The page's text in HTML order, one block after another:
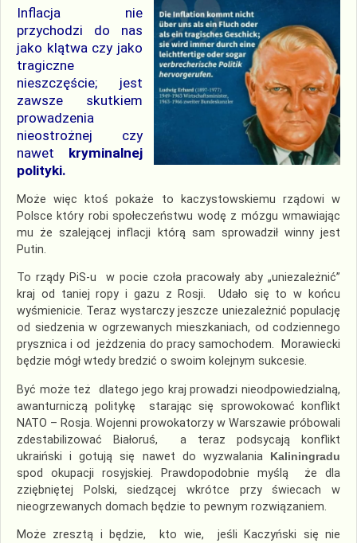
Inflacja nie
przychodzi do nas
jako klątwa czy jako
tragiczne
nieszczęście; jest
zawsze skutkiem
prowadzenia
nieostrożnej czy
nawet kryminalnej
polityki.
Może więc ktoś pokaże to kaczystowskiemu rządowi w
Polsce który robi społeczeństwu wodę z mózgu wmawiając
mu że szalejącej inflacji którą sam sprowadził winny jest
Putin.
To rządy PiS-u w pocie czoła pracowały aby „uniezależnić”
kraj od taniej ropy i gazu z Rosji. Udało się to w końcu
wyśmienicie. Teraz wystarczy jeszcze uniezależnić populację
od siedzenia w ogrzewanych mieszkaniach, od codziennego
prysznica i od jeżdzenia do pracy samochodem. Morawiecki
będzie mógł wtedy bredzić o swoim kolejnym sukcesie.
Być może też dlatego jego kraj prowadzi nieodpowiedzialną,
awanturniczą politykę starając się sprowokować konflikt
NATO – Rosja. Wojenni prowokatorzy w Warszawie próbowali
zdestabilizować Białoruś, a teraz podsycają konflikt
ukraiński i gotują się nawet do wyzwalania Kaliningradu
spod okupacji rosyjskiej. Prawdopodobnie myślą że dla
zziębniętej Polski, siedzącej wkrótce przy świecach w
nieogrzewanych domach będzie to pewnym rozwiązaniem.
Może zresztą i będzie, kto wie, jeśli Kaczyński się nie